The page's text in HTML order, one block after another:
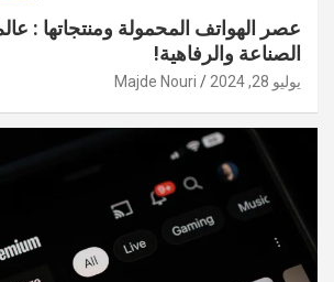
عصر الهواتف المحمولة ومنتجاتها :
الصناعة والرفاهية!
يوليو 28, 2024 Majde Nouri